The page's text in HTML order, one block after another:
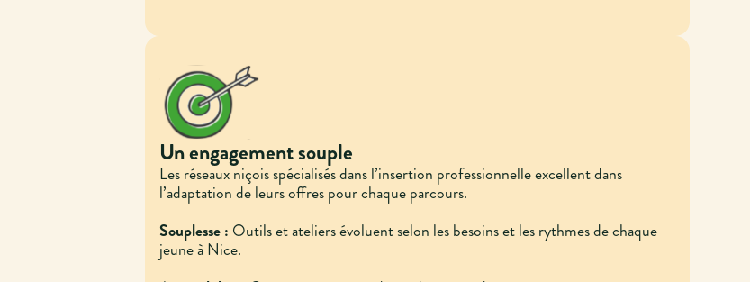
Un engagement souple
Les réseaux niçois spécialisés dans l’insertion professionnelle excellent dans
l’adaptation de leurs offres pour chaque parcours.
Souplesse : Outils et ateliers évoluent selon les besoins et les rythmes de chaque
jeune à Nice.